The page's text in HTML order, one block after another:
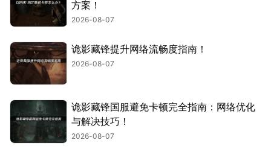
方案！
2026-08-07
诡影藏锋提升网络流畅度指南！
2026-08-07
诡影藏锋国服避免卡顿完全指南：网络优化
与解决技巧！
2026-08-07